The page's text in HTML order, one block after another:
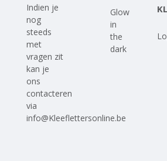
Indien je
nog
steeds
met
vragen zit
kan je
ons
contacteren
via
info@Kleeflettersonline.be
Glow
in
the
dark